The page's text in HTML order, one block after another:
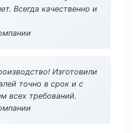
Всегда качественно и
Изготовили
точно в срок и с
всех требований.